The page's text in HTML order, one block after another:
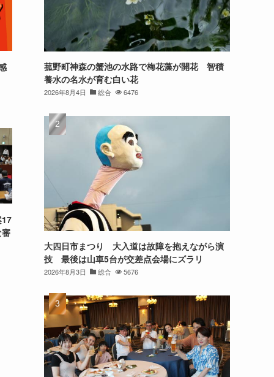
17
菰野町神森の蟹池の水路で梅花藻が開花 智積
養水の名水が育む白い花
2026年8月4日 総合 6476
大四日市まつり 大入道は故障を抱えながら演
技 最後は山車5台が交差点会場にズラリ
2026年8月3日 総合 5676